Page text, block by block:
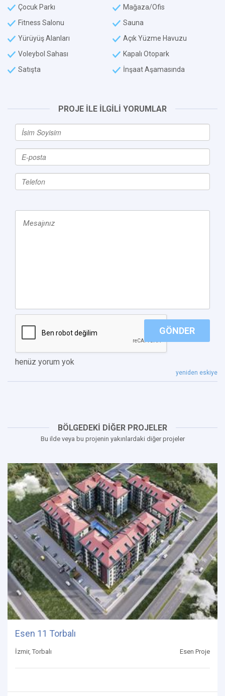
Çocuk Parkı
Mağaza/Ofis
Fitness Salonu
Sauna
Yürüyüş Alanları
Açık Yüzme Havuzu
Voleybol Sahası
Kapalı Otopark
Satışta
İnşaat Aşamasında
PROJE İLE İLGİLİ YORUMLAR
GÖNDER
henüz yorum yok
yeniden eskiye
BÖLGEDEKİ DİĞER PROJELER
Bu ilde veya bu projenin yakınlardaki diğer projeler
Esen 11 Torbalı
İzmir, Torbalı Esen Proje